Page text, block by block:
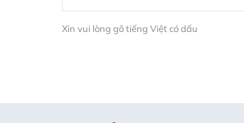
Xin vui lòng gõ tiếng Việt có dấu